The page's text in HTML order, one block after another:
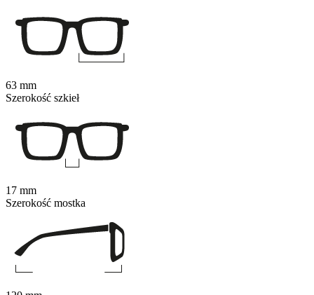
63 mm
Szerokość szkieł
17 mm
Szerokość mostka